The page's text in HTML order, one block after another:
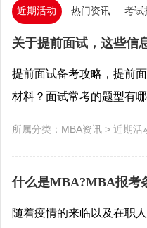
近期活动 热门资讯 考试
关于提前面试，这些信
提前面试备考攻略，提前
材料？面试常考的题型有
所属分类： MBA资讯 > 近期活
什么是MBA?MBA报考
随着疫情的来临以及在职